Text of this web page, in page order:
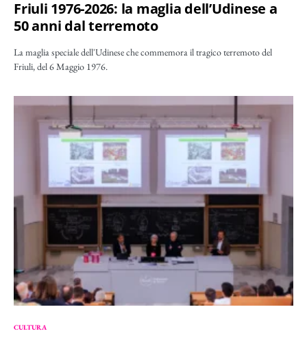
Friuli 1976-2026: la maglia dell’Udinese a
50 anni dal terremoto
La maglia speciale dell'Udinese che commemora il tragico terremoto del
Friuli, del 6 Maggio 1976.
CULTURA